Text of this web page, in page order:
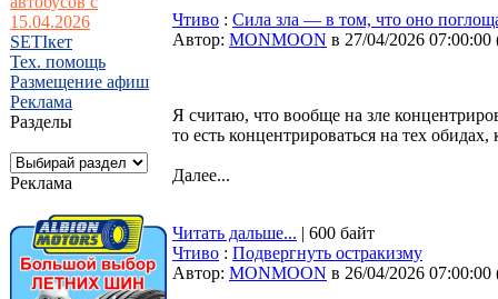
15.04.2026
SETIкет
Тех. помощь
Размещение афиш
Реклама
Разделы
Реклама
Чтиво : Сила зла — в том, что оно
Автор: MONMOON в 27/04/2026 07:00:00
Я считаю, что вообще на зле
то есть концентрироваться на тех
Далее...
Читать дальше... | 600 байт
Чтиво : Подвергнуть остракизму
Автор: MONMOON в 26/04/2026 07:00:00